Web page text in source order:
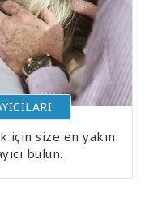
için size en yakın
bulun.